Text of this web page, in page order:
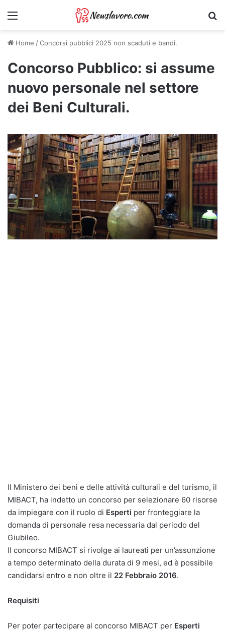
Menu
Home /Concorsi pubblici 2025 non scaduti e bandi.
Concorso Pubblico: si assume
nuovo personale nel settore
dei Beni Culturali.
Il Ministero dei beni e delle attività culturali e del turismo, il
MIBACT, ha indetto un concorso per selezionare 60 risorse
da impiegare con il ruolo di Esperti per fronteggiare la
domanda di personale resa necessaria dal periodo del
Giubileo.
Il concorso MIBACT si rivolge ai laureati per un’assunzione
a tempo determinato della durata di 9 mesi, ed è possibile
candidarsi entro e non oltre il 22 Febbraio 2016.
Requisiti
Per poter partecipare al concorso MIBACT per Esperti